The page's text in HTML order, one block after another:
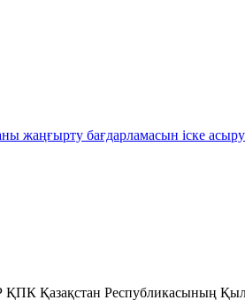
жаңғырту бағдарламасын іске
ҚПК Қазақстан Республикасының